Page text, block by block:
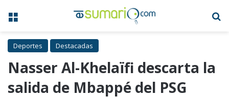
Menú
Deportes Destacadas
Nasser Al-Khelaïfi descarta la
salida de Mbappé del PSG